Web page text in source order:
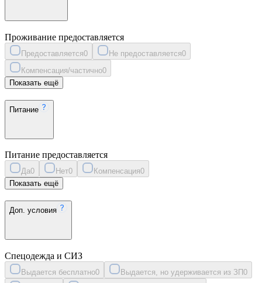
Проживание предоставляется
Предоставляется0 Не предоставляется0
Компенсация/частично0
Показать ещё
Питание
Питание предоставляется
Да0 Нет0 Компенсация0
Показать ещё
Доп. условия
Спецодежда и СИЗ
Выдается бесплатно0 Выдается, но удерживается из ЗП0